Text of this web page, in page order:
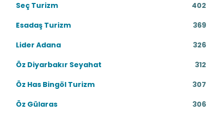
Seç Turizm
402
Esadaş Turizm
369
Lider Adana
326
Öz Diyarbakır Seyahat
312
Öz Has Bingöl Turizm
307
Öz Gülaras
306